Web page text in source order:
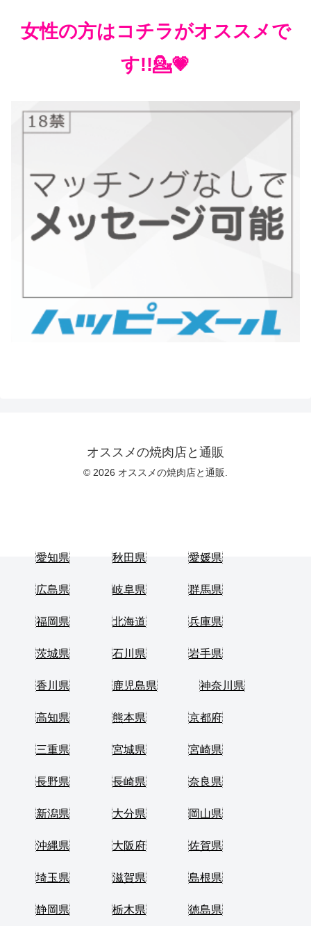
女性の方はコチラがオススメで
す!!💁💗
オススメの焼肉店と通販
© 2026 オススメの焼肉店と通販.
愛知県 秋田県 愛媛県
広島県 岐阜県 群馬県
福岡県 北海道 兵庫県
茨城県 石川県 岩手県
香川県 鹿児島県 神奈川県
高知県 熊本県 京都府
三重県 宮城県 宮崎県
長野県 長崎県 奈良県
新潟県 大分県 岡山県
沖縄県 大阪府 佐賀県
埼玉県 滋賀県 島根県
静岡県 栃木県 徳島県